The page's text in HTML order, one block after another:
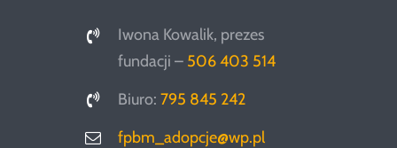
Iwona Kowalik, prezes
fundacji – 506 403 514
Biuro:795 845 242
fpbm_adopcje@wp.pl